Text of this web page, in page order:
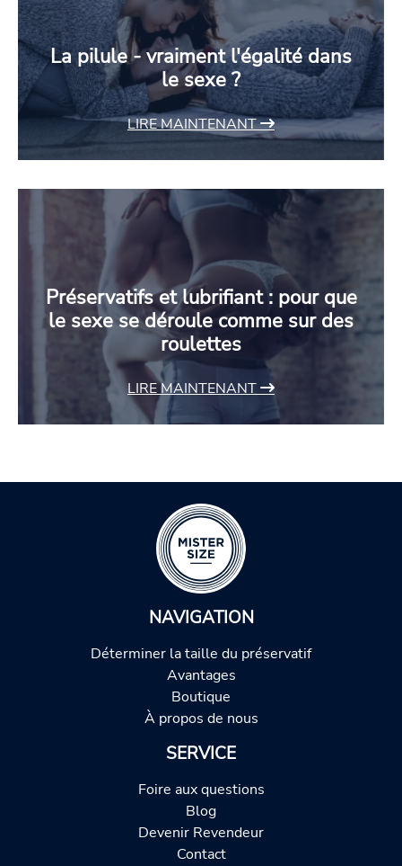
La pilule - vraiment l'égalité dans
le sexe ?
LIRE MAINTENANT
Préservatifs et lubrifiant : pour que
le sexe se déroule comme sur des
roulettes
LIRE MAINTENANT
NAVIGATION
Déterminer la taille du préservatif
Avantages
Boutique
À propos de nous
SERVICE
Foire aux questions
Blog
Devenir Revendeur
Contact